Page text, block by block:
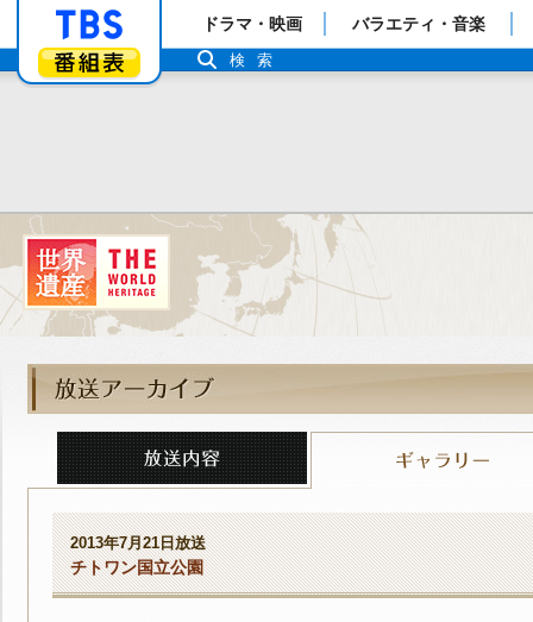
「TBSテレビ」トップページ
番組表
ドラマ・映画 バラエティ・音楽
検索
2013年7月21日放送
チトワン国立公園